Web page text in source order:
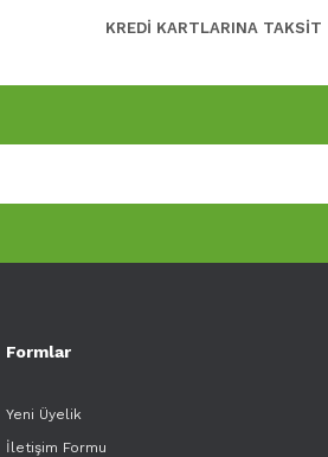
KREDİ KARTLARINA TAKSİT
Formlar
Yeni Üyelik
İletişim Formu